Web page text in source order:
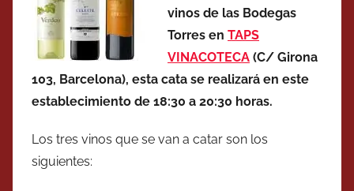
vinos de las Bodegas
Torres en TAPS
VINACOTECA (C/ Girona
103, Barcelona), esta cata se realizará en este
establecimiento de 18:30 a 20:30 horas.
Los tres vinos que se van a catar son los
siguientes: